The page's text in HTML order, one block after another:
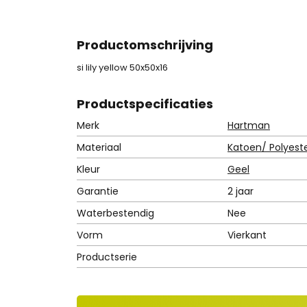
Productomschrijving
si lily yellow 50x50x16
Productspecificaties
Merk
Hartman
Materiaal
Katoen/
Kleur
Geel
Garantie
2 jaar
Waterbestendig
Nee
Vorm
Vierkant
Productserie